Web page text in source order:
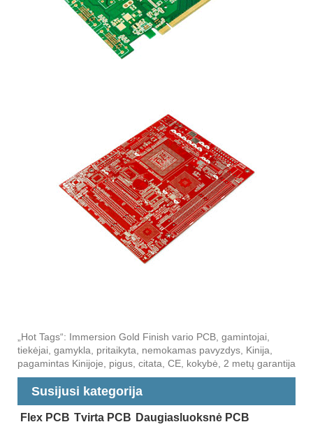
„Hot Tags“: Immersion Gold Finish vario PCB, gamintojai,
tiekėjai, gamykla, pritaikyta, nemokamas pavyzdys, Kinija,
pagamintas Kinijoje, pigus, citata, CE, kokybė, 2 metų garantija
Susijusi kategorija
Flex PCB Tvirta PCB Daugiasluoksnė PCB